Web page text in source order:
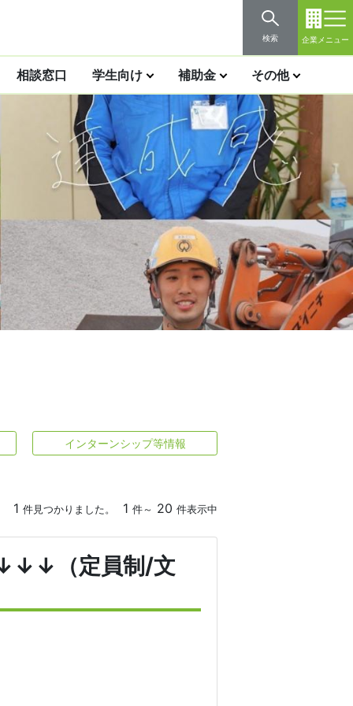
検索 企業メニュー
相談窓口 学生向け 補助金 その他
インターンシップ等情報
1 件見つかりました。 1 件～ 20 件表示中
↓↓↓（定員制/文